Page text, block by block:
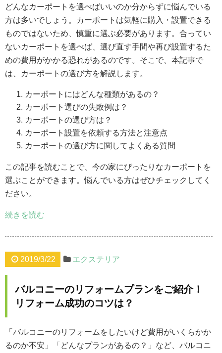
どんなカーポートを選べばいいのか分からずに悩んでいる
方は多いでしょう。カーポートは気軽に購入・設置できる
ものではないため、慎重に選ぶ必要があります。合ってい
ないカーポートを選べば、選び直す手間や再び設置するた
めの費用がかかる恐れがあるのです。そこで、本記事で
は、カーポートの選び方を解説します。
カーポートにはどんな種類があるの？
カーポート選びの失敗例は？
カーポートの選び方は？
カーポート設置を依頼する方法と注意点
カーポートの選び方に関してよくある質問
この記事を読むことで、今の家にぴったりなカーポートを
選ぶことができます。悩んでいる方はぜひチェックしてく
ださい。
続きを読む
2019/3/22 エクステリア
バルコニーのリフォームプランをご紹介！
リフォーム成功のコツは？
「バルコニーのリフォームをしたいけど費用がいくらかか
るのか不安」「どんなプランがあるの？」など、バルコニ